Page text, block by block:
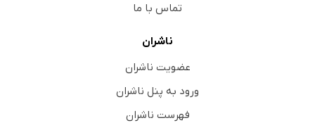
تماس با ما
ناشران
عضویت ناشران
ورود به پنل ناشران
فهرست ناشران